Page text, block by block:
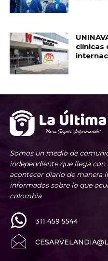
clínicas
Somos un medio de
independiente que llega
acontecer diario de manera
informados sobre lo que
colombia
311 459 5544